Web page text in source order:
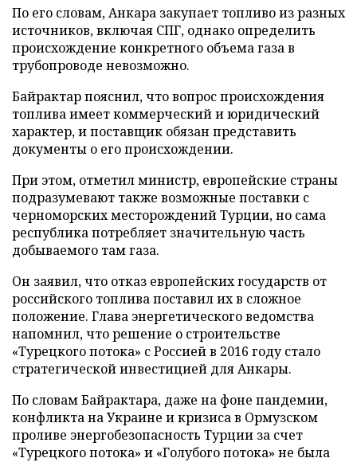
По его словам, Анкара закупает топливо из разных
источников, включая СПГ, однако определить
происхождение конкретного объема газа в
трубопроводе невозможно.
Байрактар пояснил, что вопрос происхождения
топлива имеет коммерческий и юридический
характер, и поставщик обязан представить
документы о его происхождении.
При этом, отметил министр, европейские страны
подразумевают также возможные поставки с
черноморских месторождений Турции, но сама
республика потребляет значительную часть
добываемого там газа.
Он заявил, что отказ европейских государств от
российского топлива поставил их в сложное
положение. Глава энергетического ведомства
напомнил, что решение о строительстве
«Турецкого потока» с Россией в 2016 году стало
стратегической инвестицией для Анкары.
По словам Байрактара, даже на фоне пандемии,
конфликта на Украине и кризиса в Ормузском
проливе энергобезопасность Турции за счет
«Турецкого потока» и «Голубого потока» не была